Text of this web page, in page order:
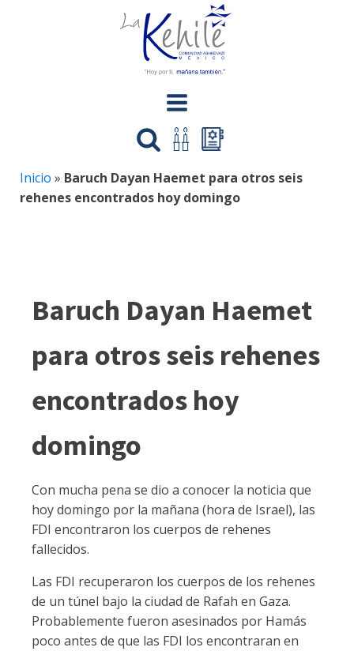
Inicio » Baruch Dayan Haemet para otros seis
rehenes encontrados hoy domingo
Baruch Dayan Haemet
para otros seis rehenes
encontrados hoy
domingo
Con mucha pena se dio a conocer la noticia que
hoy domingo por la mañana (hora de Israel), las
FDI encontraron los cuerpos de rehenes
fallecidos.
Las FDI recuperaron los cuerpos de los rehenes
de un túnel bajo la ciudad de Rafah en Gaza.
Probablemente fueron asesinados por Hamás
poco antes de que las FDI los encontraran en